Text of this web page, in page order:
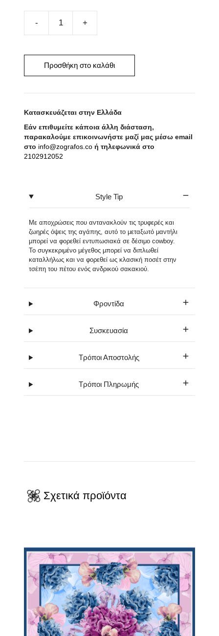
LOVE
50cm
x
Προσθήκη στο καλάθι
Κατασκευάζεται στην Ελλάδα
Εάν επιθυμείτε κάποια άλλη διάσταση,
παρακαλούμε επικοινωνήστε μαζί μας μέσω email
στο info@zografos.co ή τηλεφωνικά στο
2102912052
Style Tip
Με αποχρώσεις που αντανακλούν τις τρυφερές και
ζωηρές όψεις της αγάπης, αυτό το μεταξωτό μαντήλι
μπορεί να φορεθεί εντυπωσιακά σε δέσιμο cowboy.
Το συγκεκριμένο μέγεθος μπορεί να διπλωθεί
καταλλήλως και να φορεθεί ως κλασική ποσέτ στην
τσέπη του πέτου ενός ανδρικού σακακιού.
Φροντίδα
Συσκευασία
Τρόποι Αποστολής
Τρόποι Πληρωμής
Σχετικά προϊόντα